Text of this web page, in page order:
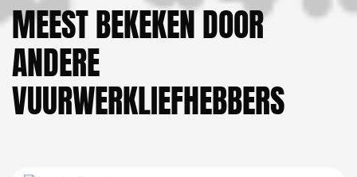
MEEST BEKEKEN DOOR
ANDERE
VUURWERKLIEFHEBBERS